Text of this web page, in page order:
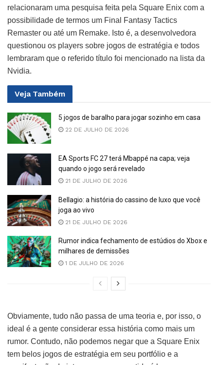
relacionaram uma pesquisa feita pela Square Enix com a
possibilidade de termos um Final Fantasy Tactics
Remaster ou até um Remake. Isto é, a desenvolvedora
questionou os players sobre jogos de estratégia e todos
lembraram que o referido título foi mencionado na lista da
Nvidia.
Veja Também
5 jogos de baralho para jogar sozinho em casa
22 DE JULHO DE 2026
EA Sports FC 27 terá Mbappé na capa; veja
quando o jogo será revelado
21 DE JULHO DE 2026
Bellagio: a história do cassino de luxo que você
joga ao vivo
21 DE JULHO DE 2026
Rumor indica fechamento de estúdios do Xbox e
milhares de demissões
1 DE JULHO DE 2026
Obviamente, tudo não passa de uma teoria e, por isso, o
ideal é a gente considerar essa história como mais um
rumor. Contudo, não podemos negar que a Square Enix
tem belos jogos de estratégia em seu portfólio e a